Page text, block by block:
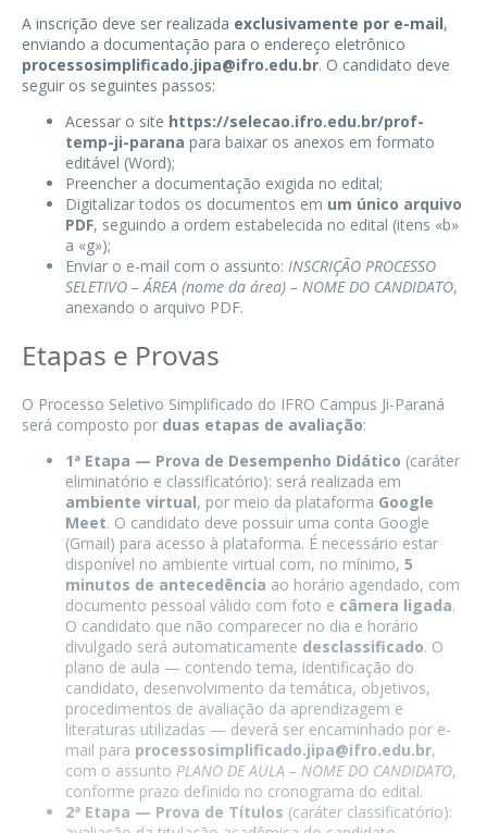
A inscrição deve ser realizada exclusivamente por e-mail,
enviando a documentação para o endereço eletrônico
processosimplificado.jipa@ifro.edu.br. O candidato deve
seguir os seguintes passos:
Acessar o site https://selecao.ifro.edu.br/prof-
temp-ji-parana para baixar os anexos em formato
editável (Word);
Preencher a documentação exigida no edital;
Digitalizar todos os documentos em um único arquivo
PDF, seguindo a ordem estabelecida no edital (itens «b»
a «g»);
Enviar o e-mail com o assunto: INSCRIÇÃO PROCESSO
SELETIVO – ÁREA (nome da área) – NOME DO CANDIDATO,
anexando o arquivo PDF.
Etapas e Provas
O Processo Seletivo Simplificado do IFRO Campus Ji-Paraná
será composto por duas etapas de avaliação:
1ª Etapa — Prova de Desempenho Didático (caráter
eliminatório e classificatório): será realizada em
ambiente virtual, por meio da plataforma Google
Meet. O candidato deve possuir uma conta Google
(Gmail) para acesso à plataforma. É necessário estar
disponível no ambiente virtual com, no mínimo, 5
minutos de antecedência ao horário agendado, com
documento pessoal válido com foto e câmera ligada.
O candidato que não comparecer no dia e horário
divulgado será automaticamente desclassificado. O
plano de aula — contendo tema, identificação do
candidato, desenvolvimento da temática, objetivos,
procedimentos de avaliação da aprendizagem e
literaturas utilizadas — deverá ser encaminhado por e-
mail para processosimplificado.jipa@ifro.edu.br,
com o assunto PLANO DE AULA – NOME DO CANDIDATO,
conforme prazo definido no cronograma do edital.
2ª Etapa — Prova de Títulos (caráter classificatório):